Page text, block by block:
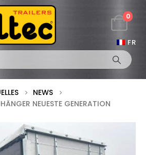
FR
0
NEWS
NEUESTE GENERATION